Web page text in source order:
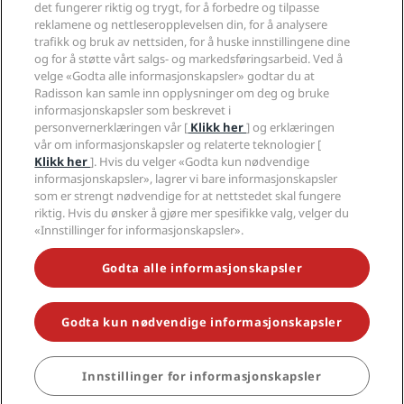
Familievennlige hoteller
Helse og sikkerhet
Jobb i RHG
Jobb i PPHE
Karriere EHL
The Club by RHG
Utviklingsmuligheter
Ansvarlig virksomhet
Innkjøp
Personvernsenter
Juridisk informasjon
Vilkår og betingelser for Radisson Rewards
Avtale om nettstedsbruk
Digital tilgjengelighet
Erklæring om moderne slaveri
Redegjørelse om våre aktsomhetsvuderinger
Hjelp
Forbrukervarsler
Kontakt
VANLIGE SPØRSMÅL
Sidekart
Sosiale medier
Radisson Hotels-merker
GÅ ALDRI GLIPP AV DE MEST POPULÆRE TILBUDENE VÅRE
© 2026 Radisson Hotel Group.Med enerett. RHG Radisson Hotel
Group, Radisson, Radisson RED, Radisson Blu, Radisson Collection,
Radisson Individuals, Park Plaza, Park Inn, Country Inn & Suites, Prize by
Radisson, Radisson Rewards og Radisson Meetings er varemerker som
tilhører Radisson Hotel Group.
det fungerer riktig og trygt, for å forbedre og tilpasse
reklamene og nettleseropplevelsen din, for å analysere
trafikk og bruk av nettsiden, for å huske innstillingene dine
og for å støtte vårt salgs- og markedsføringsarbeid. Ved å
velge «Godta alle informasjonskapsler» godtar du at
Radisson kan samle inn opplysninger om deg og bruke
informasjonskapsler som beskrevet i
personvernerklæringen vår [ Klikk her] og erklæringen
vår om informasjonskapsler og relaterte teknologier [
Klikk her]. Hvis du velger «Godta kun nødvendige
informasjonskapsler», lagrer vi bare informasjonskapsler
som er strengt nødvendige for at nettstedet skal fungere
riktig. Hvis du ønsker å gjøre mer spesifikke valg, velger du
«Innstillinger for informasjonskapsler».
Godta alle informasjonskapsler
Godta kun nødvendige informasjonskapsler
Innstillinger for informasjonskapsler